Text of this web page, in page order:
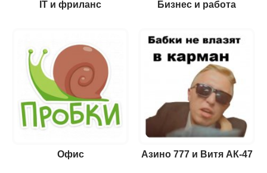
IT и фриланс Бизнес и работа
Офис Азино 777 и Витя АК-47